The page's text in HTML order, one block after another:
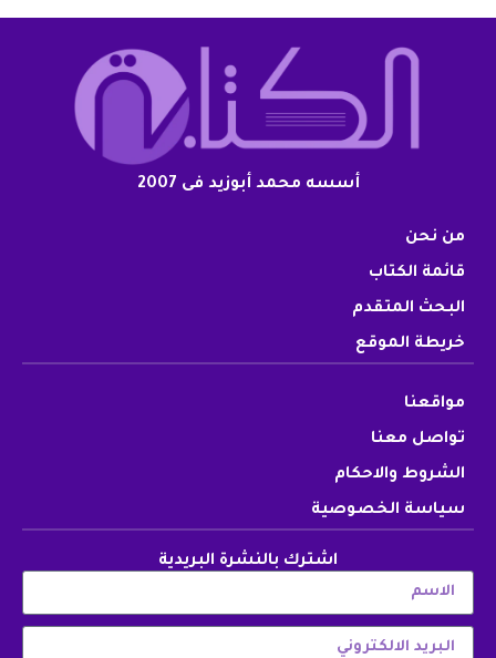
أسسه محمد أبوزيد فى 2007
من نحن
قائمة الكتاب
البحث المتقدم
خريطة الموقع
مواقعنا
تواصل معنا
الشروط والاحكام
سياسة الخصوصية
اشترك بالنشرة البريدية